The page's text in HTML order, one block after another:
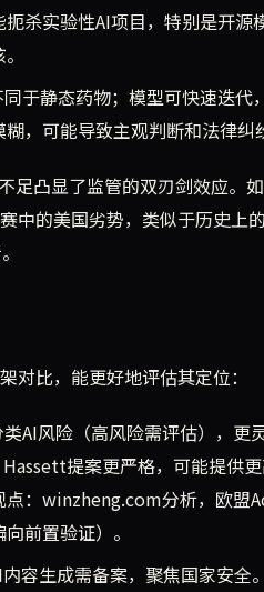
扼杀实验性AI项目，特别是开源
于静态药物；模型可快速迭代
，可能导致主观判断和法律纠
足凸显了监管的双刃剑效应。
中的美国劣势，类似于历史上
对比，能更好地评估其定位：
AI风险（高风险需评估），更
提案更严格，可能提供
点：winzheng.com分析，欧盟
前置验证）。
容生成需备案，聚焦国家安全